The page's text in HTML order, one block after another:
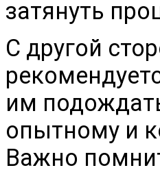
затянуть
С другой
им
опытному и
Важно